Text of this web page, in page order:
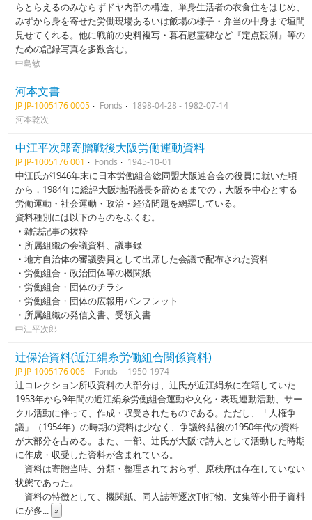
らとらえるのみならずドヤ内部の構造、単身生活者の衣食住をはじめ、
みずから身を寄せた労働現場あるいは飯場の様子・弁当の中身まで垣間
見せてくれる。他に戦前の史料複写・暮石慰霊碑など『定点観測』等の
ための記録写真を多数含む。
中島敏
河本文書
JP JP-1005176 0005 Fonds
1898-04-28 - 1982-07-14
河本乾次
中江平次郎寄贈戦後大阪労働運動資料
JP JP-1005176 001 Fonds 1945-10-01
中江氏が1946年末に日本労働組合総同盟大阪連合会の役員に就いた頃
から，1984年に総評大阪地評議長を辞めるまでの，大阪を中心とする
労働運動・社会運動・政治・経済問題を網羅している。
資料種別には以下のものをふくむ。
・雑誌記事の抜粋
・所属組織の会議資料、議事録
・地方自治体の審議委員として出席した会議で配布された資料
・労働組合・政治団体等の機関紙
・労働組合・団体のチラシ
・労働組合・団体の広報用パンフレット
・所属組織の発信文書、受領文書
中江平次郎
辻保治資料(近江絹糸労働組合関係資料)
JP JP-1005176 006 Fonds 1950-1974
辻コレクション所収資料の大部分は、辻氏が近江絹糸に在籍していた
1953年から9年間の近江絹糸労働組合運動や文化・表現運動活動、サー
クル活動に伴って、作成・収受されたものである。ただし、「人権争
議」（1954年）の時期の資料は少なく、争議終結後の1950年代の資料
が大部分を占める。また、一部、辻氏が大阪で詩人として活動した時期
に作成・収受した資料が含まれている。
資料は寄贈当時、分類・整理されておらず、原秩序は存在していない
状態であった。
資料の特徴として、機関紙、同人誌等逐次刊行物、文集等小冊子資料
にが多... »